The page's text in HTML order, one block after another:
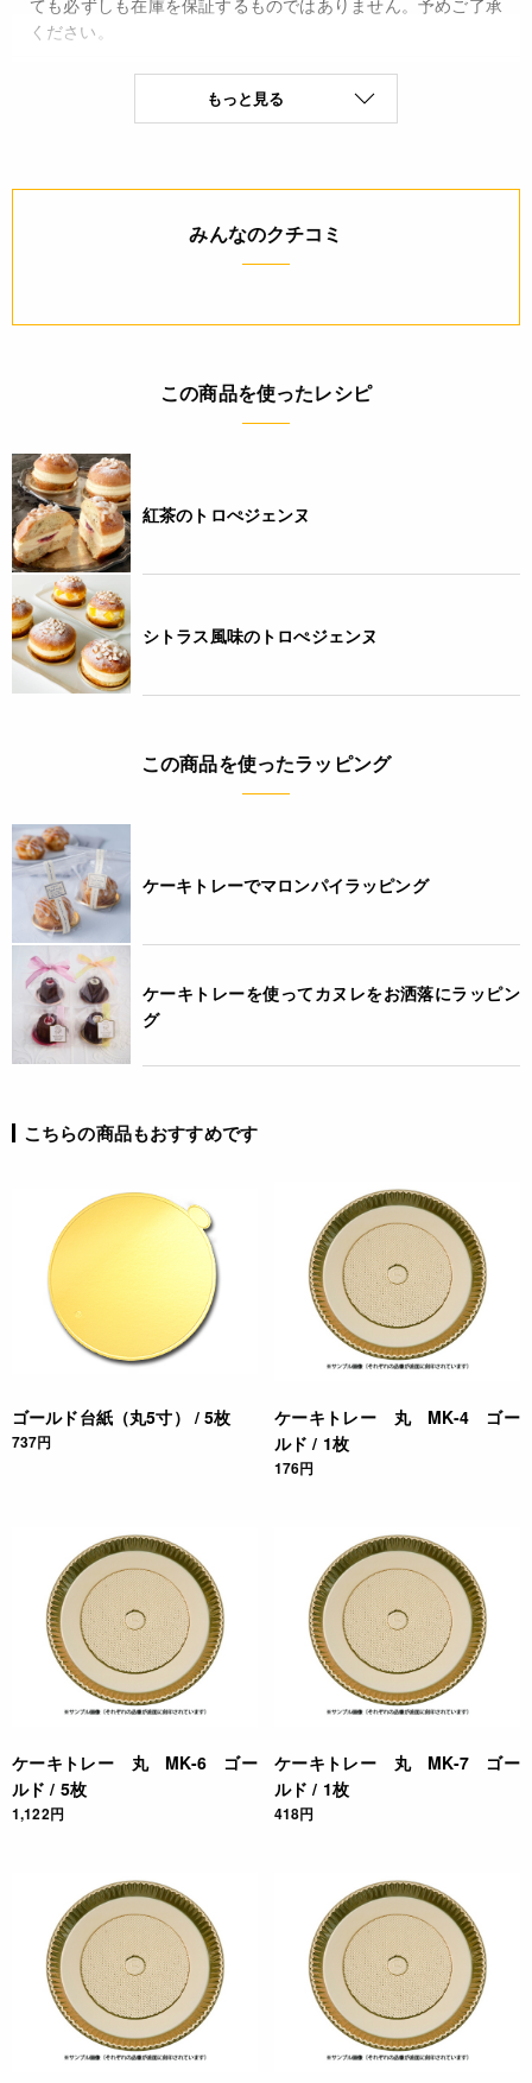
ても必ずしも在庫を保証するものではありません。予めご了承
ください。
もっと見る
みんなのクチコミ
この商品を使ったレシピ
紅茶のトロぺジェンヌ
シトラス風味のトロぺジェンヌ
この商品を使ったラッピング
ケーキトレーでマロンパイラッピング
ケーキトレーを使ってカヌレをお洒落にラッピン
グ
こちらの商品もおすすめです
ゴールド台紙（丸5寸） / 5枚
737円
ケーキトレー 丸 MK-4 ゴー
ルド / 1枚
176円
ケーキトレー 丸 MK-6 ゴー
ルド / 5枚
1,122円
ケーキトレー 丸 MK-7 ゴー
ルド / 1枚
418円